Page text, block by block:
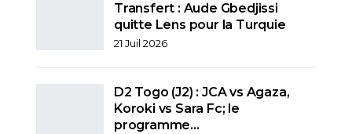
Transfert : Aude Gbedjissi
quitte Lens pour la Turquie
21 Juil 2026
D2 Togo (J2) : JCA vs Agaza,
Koroki vs Sara Fc; le
programme…